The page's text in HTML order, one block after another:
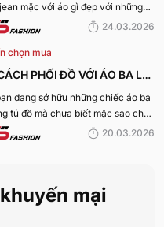
HÈ 2026
mặc với áo gì đẹp với những
người mê dưới đây! 24.03.2026
chọn mua
PHỐI ĐỒ VỚI ÁO BA LỖ
TRENDY, TRẺ TRUNG
đang sở hữu những chiếc áo ba
tủ đồ mà chưa biết mặc sao cho
hãy cùng 5S Fashion khám phá
20.03.2026
mại